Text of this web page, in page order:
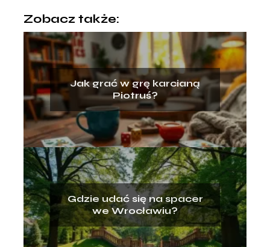
Zobacz także:
Jak grać w grę karcianą
Piotruś?
Gdzie udać się na spacer
we Wrocławiu?